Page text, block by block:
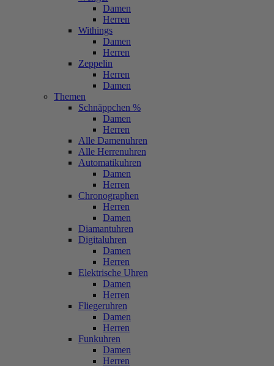
Damen
Herren
Withings
Damen
Herren
Zeppelin
Herren
Damen
Themen
Schnäppchen %
Damen
Herren
Alle Damenuhren
Alle Herrenuhren
Automatikuhren
Damen
Herren
Chronographen
Herren
Damen
Diamantuhren
Digitaluhren
Damen
Herren
Elektrische Uhren
Damen
Herren
Fliegeruhren
Damen
Herren
Funkuhren
Damen
Herren